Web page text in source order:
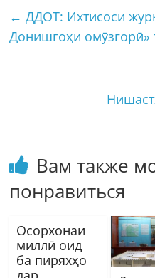
← ДДОТ: Ихтисоси
Донишгоҳи омӯзгорӣ»
Вам также
понравиться
Осорхонаи
миллӣ оид
ба пиряхҳо